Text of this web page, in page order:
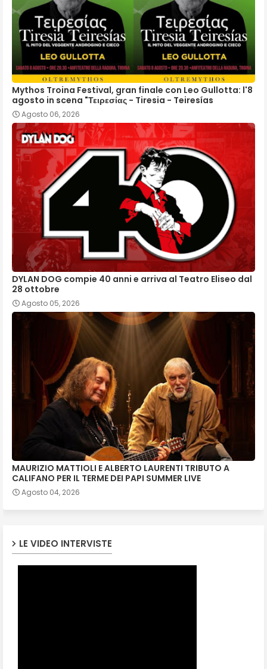
Mythos Troina Festival, gran finale con Leo Gullotta: l'8
agosto in scena "Τειρεσίας - Tiresia - Teiresías
Agosto 06, 2026
DYLAN DOG compie 40 anni e arriva al Teatro Eliseo dal
28 ottobre
Agosto 05, 2026
MAURIZIO MATTIOLI E ALBERTO LAURENTI TRIBUTO A
CALIFANO PER IL TERME DEI PAPI SUMMER LIVE
Agosto 04, 2026
LE VIDEO INTERVISTE